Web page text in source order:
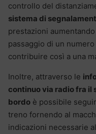
controllo del
sistema di
prestazioni
passaggio di un
contribuire così a una
Inoltre, attraverso le
continuo via radio fra il
bordo è possibile
treno fornendo al
indicazioni necessarie